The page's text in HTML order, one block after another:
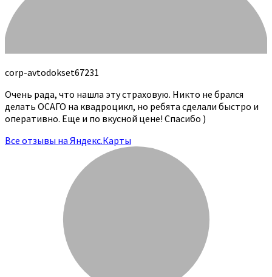
corp-avtodokset67231
Очень рада, что нашла эту страховую. Никто не брался
делать ОСАГО на квадроцикл, но ребята сделали быстро и
оперативно. Еще и по вкусной цене! Спасибо )
Все отзывы на Яндекс.Карты